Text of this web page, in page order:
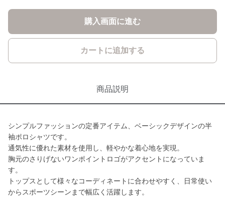
購入画面に進む
カートに追加する
商品説明
シンプルファッションの定番アイテム、ベーシックデザインの半
袖ポロシャツです。
通気性に優れた素材を使用し、軽やかな着心地を実現。
胸元のさりげないワンポイントロゴがアクセントになっていま
す。
トップスとして様々なコーディネートに合わせやすく、日常使い
からスポーツシーンまで幅広く活躍します。